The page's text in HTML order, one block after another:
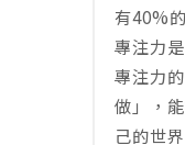
有40%
專注力
專注力
做」，
己的世